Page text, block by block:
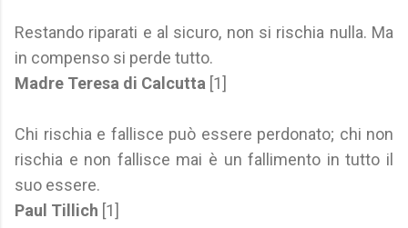
Restando riparati e al sicuro, non si rischia nulla. Ma
in compenso si perde tutto.
Madre Teresa di Calcutta [1]
Chi rischia e fallisce può essere perdonato; chi non
rischia e non fallisce mai è un fallimento in tutto il
suo essere.
Paul Tillich [1]